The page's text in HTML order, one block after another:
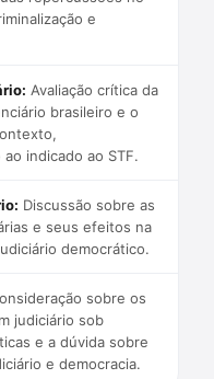
e
Avaliação crítica da
brasileiro e o
indicado ao STF.
Discussão sobre as
e seus efeitos na
democrático.
sobre os
judiciário sob
e a dúvida sobre
e democracia.